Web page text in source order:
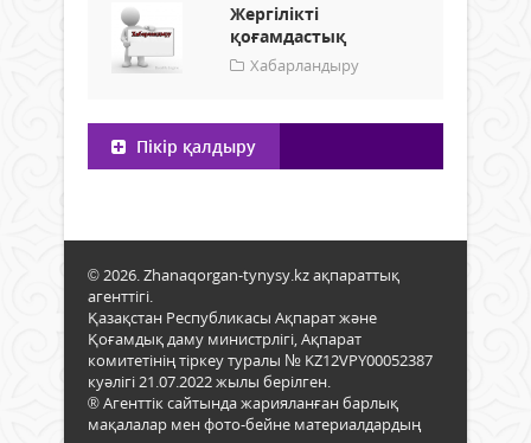
Жергілікті
қоғамдастық
Хабарландыру
Пікір қалдыру
© 2026. Zhanaqorgan-tynysy.kz ақпараттық
агенттігі.
Қазақстан Республикасы Ақпарат және
Қоғамдық даму министрлігі, Ақпарат
комитетінің тіркеу туралы № KZ12VPY00052387
куәлігі 21.07.2022 жылы берілген.
® Агенттік сайтында жарияланған барлық
мақалалар мен фото-бейне материалдардың